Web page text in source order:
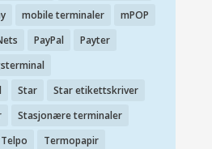
mobile terminaler
mPOP
PayPal
Payter
Star
Star etikettskriver
Stasjonære terminaler
Telpo
Termopapir